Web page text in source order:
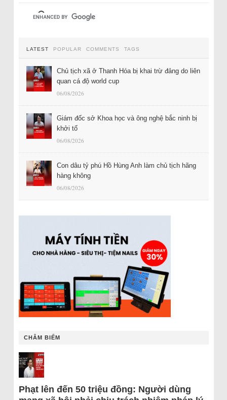
LATEST POPULAR COMMENTS TAGS
Chủ tịch xã ở Thanh Hóa bị khai trừ đảng do liên
quan cá độ world cup
06/08/2026
Giám đốc sở Khoa học và ông nghệ bắc ninh bị
khởi tố
06/08/2026
Con dâu tỷ phú Hồ Hùng Anh làm chủ tịch hãng
hàng không
06/08/2026
CHÂM BIẾM
Phạt lên đến 50 triệu đồng: Người dùng